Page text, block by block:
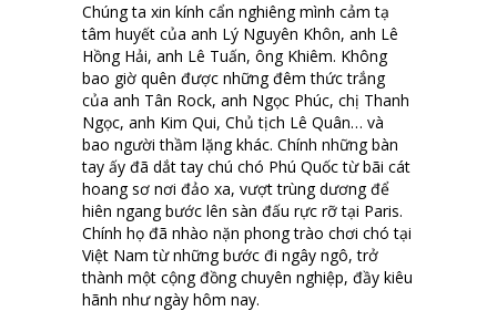
Chúng ta xin kính cẩn nghiêng mình cảm tạ
tâm huyết của anh Lý Nguyên Khôn, anh Lê
Hồng Hải, anh Lê Tuấn, ông Khiêm. Không
bao giờ quên được những đêm thức trắng
của anh Tân Rock, anh Ngọc Phúc, chị Thanh
Ngọc, anh Kim Qui, Chủ tịch Lê Quân… và
bao người thầm lặng khác. Chính những bàn
tay ấy đã dắt tay chú chó Phú Quốc từ bãi cát
hoang sơ nơi đảo xa, vượt trùng dương để
hiên ngang bước lên sàn đấu rực rỡ tại Paris.
Chính họ đã nhào nặn phong trào chơi chó tại
Việt Nam từ những bước đi ngây ngô, trở
thành một cộng đồng chuyên nghiệp, đầy kiêu
hãnh như ngày hôm nay.